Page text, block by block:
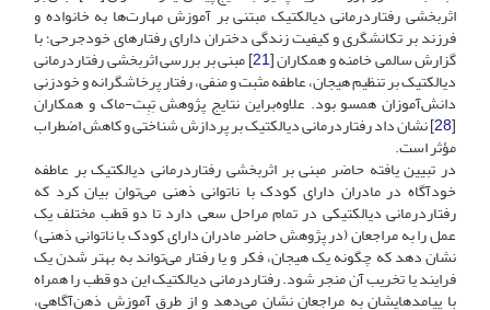
اثربخشی رفتاردرمانی دیالکتیک مبتنی بر آموزش مهارت‌ها به خانواده و
فرزند بر تکانشگری و کیفیت زندگی دختران دارای رفتارهای خودجرحی؛ با
گزارش سالمی خامنه و همکاران [21] مبنی بر بررسی اثربخشی رفتاردرمانی
دیالکتیک بر تنظیم هیجان، عاطفه مثبت و منفی، رفتار پرخاشگرانه و خودزنی
دانش‌آموزان همسو بود. علاوه‌براین نتایج پژوهش تِبِت-ماک و همکاران
[
28] نشان داد رفتاردرمانی دیالکتیک بر پردازش شناختی و کاهش اضطراب
مؤثر است.
در تبیین یافته حاضر مبنی بر اثربخشی رفتاردرمانی دیالکتیک بر عاطفه
خودآگاه در مادران دارای کودک با ناتوانی ذهنی می‌توان بیان کرد که
رفتاردرمانی دیالکتیکی در تمام مراحل سعی دارد تا دو قطب مختلف یک
عمل را به مراجعان (در پژوهش حاضر مادران دارای کودک با ناتوانی ذهنی)
نشان دهد که چگونه یک هیجان، فکر و یا رفتار می‌تواند به بهتر شدن یک
فرایند یا تخریب آن منجر شود. رفتاردرمانی دیالکتیک این دو قطب را همراه
با پیامدهایشان به مراجعان نشان می‌دهد و از طرق آموزش ذهن‌آگاهی،